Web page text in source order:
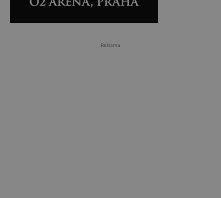
Reklama